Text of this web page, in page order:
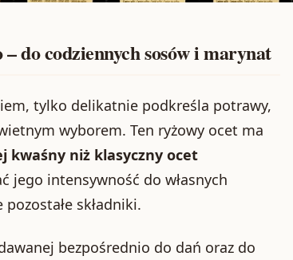
do codziennych sosów i marynat
tylko delikatnie podkreśla potrawy,
wyborem. Ten ryżowy ocet ma
kwaśny niż klasyczny ocet
jego intensywność do własnych
składniki.
bezpośrednio do dań oraz do